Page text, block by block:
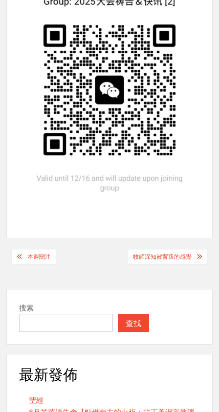
Post本週關注 牧師深知被背叛的感覺
搜索
查找
最新發佈
聖經